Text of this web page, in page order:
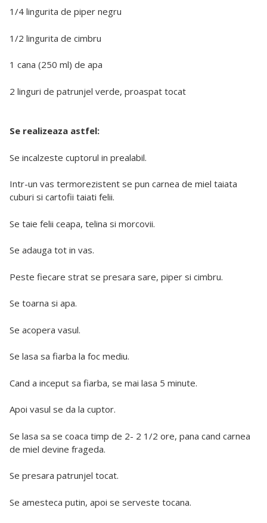
1/4 lingurita de piper negru
1/2 lingurita de cimbru
1 cana (250 ml) de apa
2 linguri de patrunjel verde, proaspat tocat
Se realizeaza astfel:
Se incalzeste cuptorul in prealabil.
Intr-un vas termorezistent se pun carnea de miel taiata
cuburi si cartofii taiati felii.
Se taie felii ceapa, telina si morcovii.
Se adauga tot in vas.
Peste fiecare strat se presara sare, piper si cimbru.
Se toarna si apa.
Se acopera vasul.
Se lasa sa fiarba la foc mediu.
Cand a inceput sa fiarba, se mai lasa 5 minute.
Apoi vasul se da la cuptor.
Se lasa sa se coaca timp de 2- 2 1/2 ore, pana cand carnea
de miel devine frageda.
Se presara patrunjel tocat.
Se amesteca putin, apoi se serveste tocana.